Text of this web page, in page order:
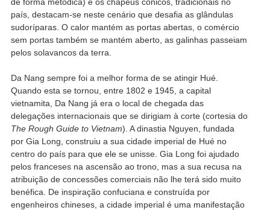
país, destacam-se neste cenário que desafia as glândulas
sudoríparas. O calor mantém as portas abertas, o comércio
sem portas também se mantém aberto, as galinhas passeiam
pelos solavancos da terra.
Da Nang sempre foi a melhor forma de se atingir Hué.
Quando esta se tornou, entre 1802 e 1945, a capital
vietnamita, Da Nang já era o local de chegada das
delegações internacionais que se dirigiam à corte (cortesia do
The Rough Guide to Vietnam). A dinastia Nguyen, fundada
por Gia Long, construiu a sua cidade imperial de Hué no
centro do país para que ele se unisse. Gia Long foi ajudado
pelos franceses na ascensão ao trono, mas a sua recusa na
atribuição de concessões comerciais não lhe terá sido muito
benéfica. De inspiração confuciana e construída por
engenheiros chineses, a cidade imperial é uma manifestação